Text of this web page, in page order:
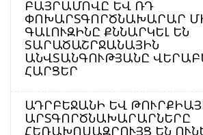
ԲԱՅՐԱՄՈՎԸ ԵՎ ՌԴ
ՓՈԽԱՐՏԳՈՐԾՆԱԽԱՐԱՐ
ԳԱԼՈՒԶԻՆԸ ՔՆՆԱՐԿԵԼ ԵՆ
ՏԱՐԱԾԱՇՐՋԱՆԱՅԻՆ
ԱՆՎՏԱՆԳՈՒԹՅԱՆԸ
ՀԱՐՑԵՐ
ԱԴՐԲԵՋԱՆԻ ԵՎ
ԱՐՏԳՈՐԾՆԱԽԱՐԱՐՆԵՐԸ
ՀԵՌԱԽՈՍԱԶՐՈՒՅՑ ԵՆ